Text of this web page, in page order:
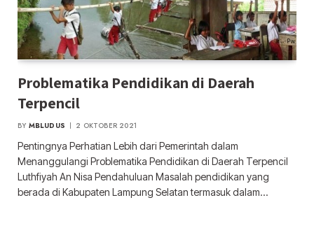
Problematika Pendidikan di Daerah
Terpencil
BY MBLUDUS 2 OKTOBER 2021
Pentingnya Perhatian Lebih dari Pemerintah dalam
Menanggulangi Problematika Pendidikan di Daerah Terpencil
Luthfiyah An Nisa Pendahuluan Masalah pendidikan yang
berada di Kabupaten Lampung Selatan termasuk dalam…